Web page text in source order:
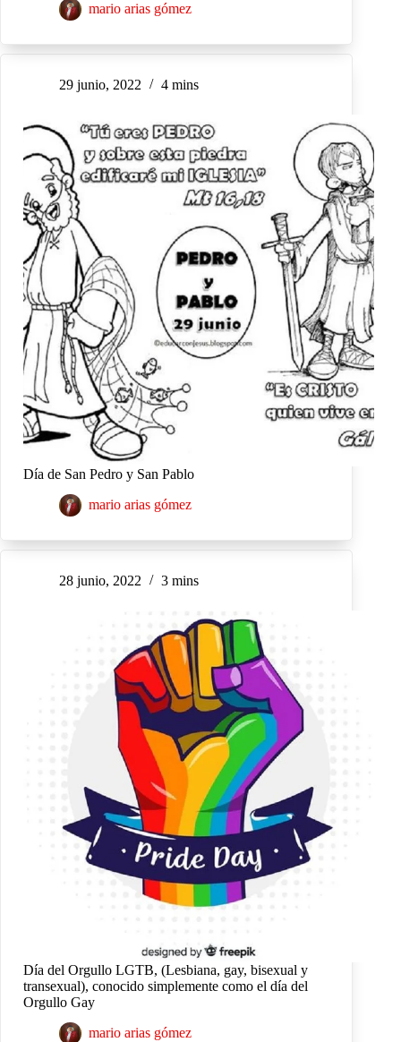
mario arias gómez
29 junio, 2022 4 mins
Día de San Pedro y San Pablo
mario arias gómez
28 junio, 2022 3 mins
Día del Orgullo LGTB, (Lesbiana, gay, bisexual y
transexual), conocido simplemente como el día del
Orgullo Gay
mario arias gómez